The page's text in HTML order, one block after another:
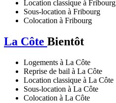
Location classique à Fribourg
Sous-location à Fribourg
Colocation à Fribourg
La Côte Bientôt
Logements à La Côte
Reprise de bail à La Côte
Location classique à La Côte
Sous-location à La Côte
Colocation à La Côte